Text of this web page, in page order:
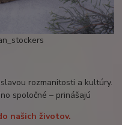
rozmanitosti a kultúry.
spoločné – prinášajú
našich životov.